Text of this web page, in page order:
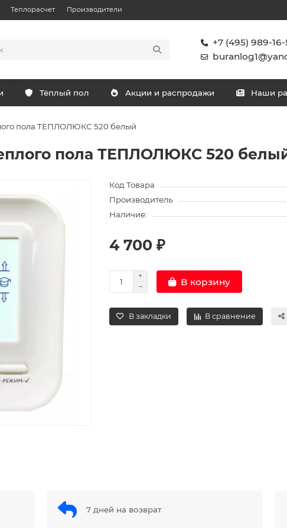
Теплорасчет Производители
+7 (495) 989-16-
Тёплый пол Акции и распродажи Наши
пола ТЕПЛОЛЮКС 520 белый
пола ТЕПЛОЛЮКС 520
Код Товара
Производитель
Наличие:
4 700 ₽
В корзину
В закладки В сравнение
7 дней на возврат